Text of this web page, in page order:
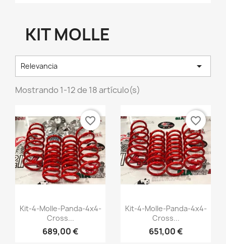
KIT MOLLE
Relevancia 
Mostrando 1-12 de 18 artículo(s)
Vista rápida
+1
Kit-4-Molle-Panda-4x4-
Cross...
689,00 €
favorite_border
Vista rápida
+1
Kit-4-Molle-Panda-4x4-
Cross...
651,00 €
favorite_border